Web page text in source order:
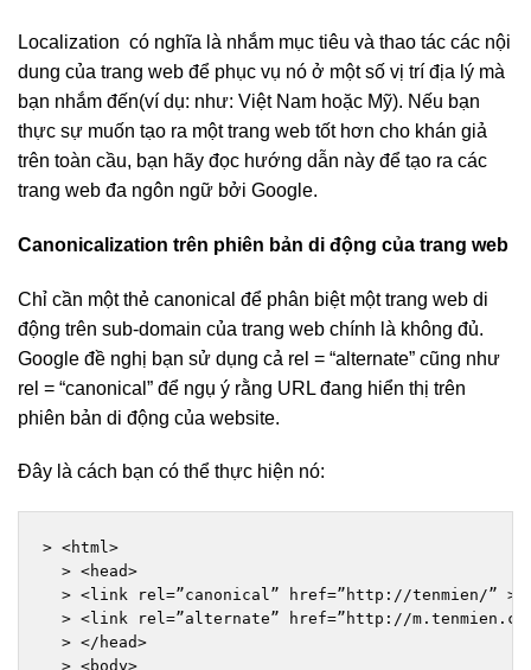
Localization có nghĩa là nhắm mục tiêu và thao tác các nội
dung của trang web để phục vụ nó ở một số vị trí địa lý mà
bạn nhắm đến(ví dụ: như: Việt Nam hoặc Mỹ). Nếu bạn
thực sự muốn tạo ra một trang web tốt hơn cho khán giả
trên toàn cầu, bạn hãy đọc hướng dẫn này để tạo ra các
trang web đa ngôn ngữ bởi Google.
Canonicalization trên phiên bản di động của trang web
Chỉ cần một thẻ canonical để phân biệt một trang web di
động trên sub-domain của trang web chính là không đủ.
Google đề nghị bạn sử dụng cả rel = “alternate” cũng như
rel = “canonical” để ngụ ý rằng URL đang hiển thị trên
phiên bản di động của website.
Đây là cách bạn có thể thực hiện nó:
> <html>
  > <head>
  > <link rel=”canonical” href=”http://tenmien/” >
> <link rel=”alternate” href=”http://
  > </head>
  > <body>